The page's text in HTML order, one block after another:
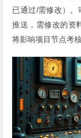
已通过/需修改）。
推送，需修改的资
将影响项目节点考核